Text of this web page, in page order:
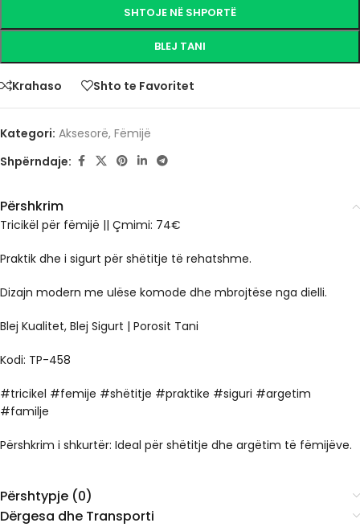
SHTOJE NË SHPORTË
BLEJ TANI
Krahaso Shto te Favoritet
Kategori: Aksesorë, Fëmijë
Shpërndaje:
Përshkrim
Tricikël për fëmijë || Çmimi: 74€
Praktik dhe i sigurt për shëtitje të rehatshme.
Dizajn modern me ulëse komode dhe mbrojtëse nga dielli.
Blej Kualitet, Blej Sigurt | Porosit Tani
Kodi: TP-458
#tricikel #femije #shëtitje #praktike #siguri #argetim
#familje
Përshkrim i shkurtër: Ideal për shëtitje dhe argëtim të fëmijëve.
Përshtypje (0)
Dërgesa dhe Transporti